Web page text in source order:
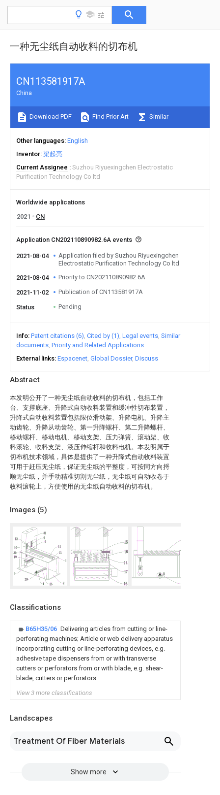
一种无尘纸自动收料的切布机
Abstract
本发明公开了一种无尘纸自动收料的切布机，包括工作
台、支撑底座、升降式自动收料装置和缓冲性切布装置，
升降式自动收料装置包括限位滑动架、升降电机、升降主
动齿轮、升降从动齿轮、第一升降螺杆、第二升降螺杆、
移动螺杆、移动电机、移动支架、压力弹簧、滚动架、收
料滚轮、收料支架、液压伸缩杆和收料电机。本发明属于
切布机技术领域，具体是提供了一种升降式自动收料装置
可用于赶压无尘纸，保证无尘纸的平整度，可按同方向捋
顺无尘纸，并手动精准切割无尘纸，无尘纸可自动收卷于
收料滚轮上，方便使用的无尘纸自动收料的切布机。
Images (5)
Classifications
B65H35/06 Delivering articles from cutting or line-
perforating machines; Article or web delivery apparatus
incorporating cutting or line-perforating devices, e.g.
adhesive tape dispensers from or with transverse
cutters or perforators from or with blade, e.g. shear-
blade, cutters or perforators
View 3 more classifications
Landscapes
Treatment Of Fiber Materials
Show more
CN113581917A
China
Download PDF Find Prior Art Similar
Other languages English
Inventor 梁起亮
Current Assignee
Suzhou Riyuexingchen Electrostatic
Purification Technology Co ltd
Worldwide applications
2021
CN
Application CN202110890982.6A events
2021-08-04
Application filed by Suzhou Riyuexingchen
Electrostatic Purification Technology Co ltd
2021-08-04
Priority to CN202110890982.6A
2021-11-02 Publication of CN113581917A
Status Pending
Info Patent citations (6) Cited by (1) Legal events Similar
documents Priority and Related Applications
External links Espacenet Global Dossier Discuss